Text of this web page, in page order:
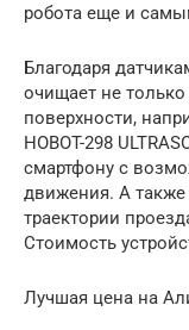
робота еще и
Благодаря
очищает не
поверхности,
HOBOT-298
смартфону с
движения. А
траектории
Стоимость
Лучшая цена на